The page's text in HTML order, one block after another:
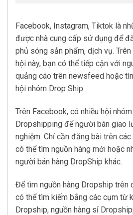
Facebook, Instagram, Tiktok là
được nhà cung cấp sử dụng để
phủ sóng sản phẩm, dịch vụ.
hội này, bạn có thể tiếp cận với
quảng cáo trên newsfeed hoặc
hội nhóm Drop Ship.
Trên Facebook, có nhiều hội
Dropshipping để người bán giao
nghiệm. Chỉ cần đăng bài trên
có thể tìm nguồn hàng mới hoặc
người bán hàng DropShip khác.
Để tìm nguồn hàng Dropship trên
có thể tìm kiếm bằng các cụm từ
Dropship, nguồn hàng sỉ